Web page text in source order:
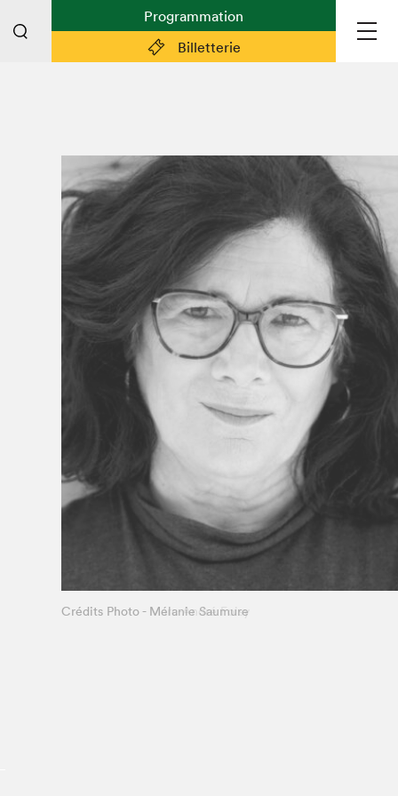
Billetterie
Programmation
Plan du Salon
Planifier sa visite (prix d'entrée,
horaire, info pratiques)
Billetterie: achetez vos billets!
FAQ visiteur·euse·s
Espace professionnel·le·s
Espace enseignant·e·s
Espace médias
Devenir bénévole
Espace exposant·e·s
Le Salon dans la ville, espace
organisateur⋅rice
Crédits Photo - Mélanie Saumure